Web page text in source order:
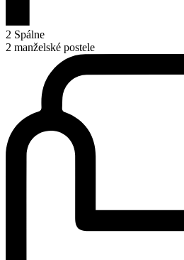
2 Spálne
2 manželské postele